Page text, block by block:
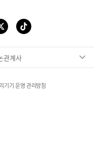
관계사
기기 운영 관리방침